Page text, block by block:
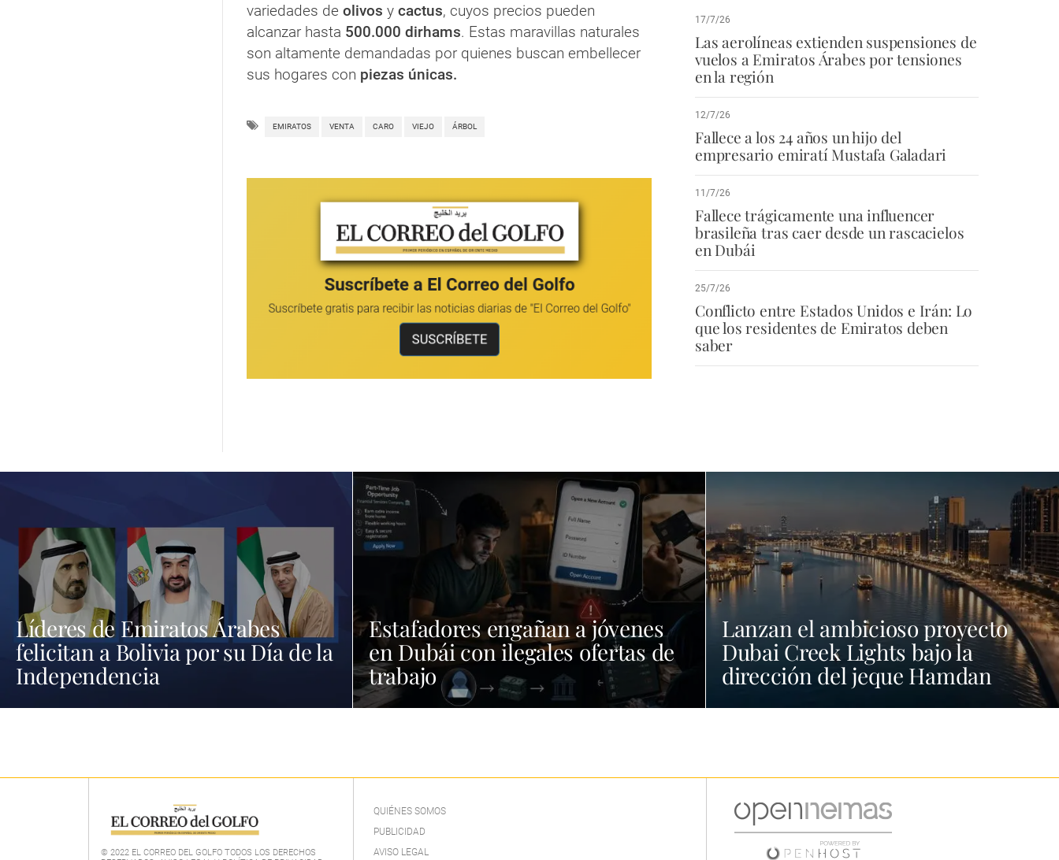
variedades de olivos y cactus, cuyos precios pueden
alcanzar hasta 500.000 dirhams. Estas maravillas naturales
son altamente demandadas por quienes buscan embellecer
sus hogares con piezas únicas.
EMIRATOS VENTA CARO VIEJO ÁRBOL
17/7/26
Las aerolíneas extienden suspensiones de
vuelos a Emiratos Árabes por tensiones
en la región
12/7/26
Fallece a los 24 años un hijo del
empresario emiratí Mustafa Galadari
11/7/26
Fallece trágicamente una influencer
brasileña tras caer desde un rascacielos
en Dubái
25/7/26
Conflicto entre Estados Unidos e Irán: Lo
que los residentes de Emiratos deben
saber
Líderes de Emiratos Árabes
felicitan a Bolivia por su Día de la
Independencia
Estafadores engañan a jóvenes
en Dubái con ilegales ofertas de
trabajo
Lanzan el ambicioso proyecto
Dubai Creek Lights bajo la
dirección del jeque Hamdan
© 2022 EL CORREO DEL GOLFO TODOS LOS DERECHOS
QUIÉNES SOMOS
PUBLICIDAD
AVISO LEGAL